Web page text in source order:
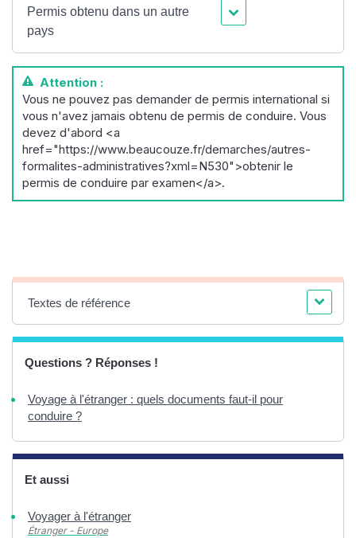
Permis obtenu dans un autre
pays
Attention :
Vous ne pouvez pas demander de permis international si
vous n'avez jamais obtenu de permis de conduire. Vous
devez d'abord <a
href="https://www.beaucouze.fr/demarches/autres-
formalites-administratives?xml=N530">obtenir le
permis de conduire par examen</a>.
Textes de référence
Questions ? Réponses !
Voyage à l'étranger : quels documents faut-il pour
conduire ?
Et aussi
Voyager à l'étranger
Étranger - Europe